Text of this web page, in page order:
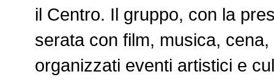
il Centro. Il gruppo, con la
serata con film, musica,
organizzati eventi artistici e